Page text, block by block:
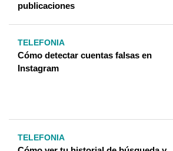
publicaciones
TELEFONIA
Cómo detectar cuentas falsas en
Instagram
TELEFONIA